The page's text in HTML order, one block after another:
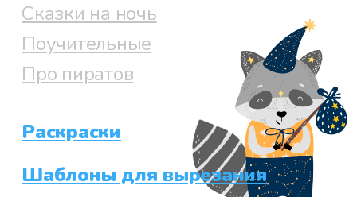
Сказки на ночь
Поучительные
Про пиратов
Раскраски
Шаблоны для вырезания